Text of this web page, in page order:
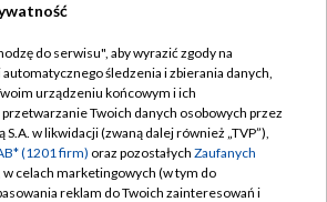
TVP
TVP
Regulamin TVP
Polityka prywatności
Moje zgody
do serwisu", aby wyrazić zgody na
śledzenia i zbierania danych,
urządzeniu końcowym i ich
Twoich danych osobowych przez
S.A. w likwidacji (zwaną dalej również „TVP”),
(1201 firm) oraz pozostałych Zaufanych
w celach marketingowych (w tym do
reklam do Twoich zainteresowań i